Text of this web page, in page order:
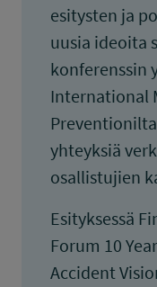
esitysten ja
uusia ideoita
konferenssin
International
yhteyksiä
osallistujien
Esityksessä
Forum 10
Accident